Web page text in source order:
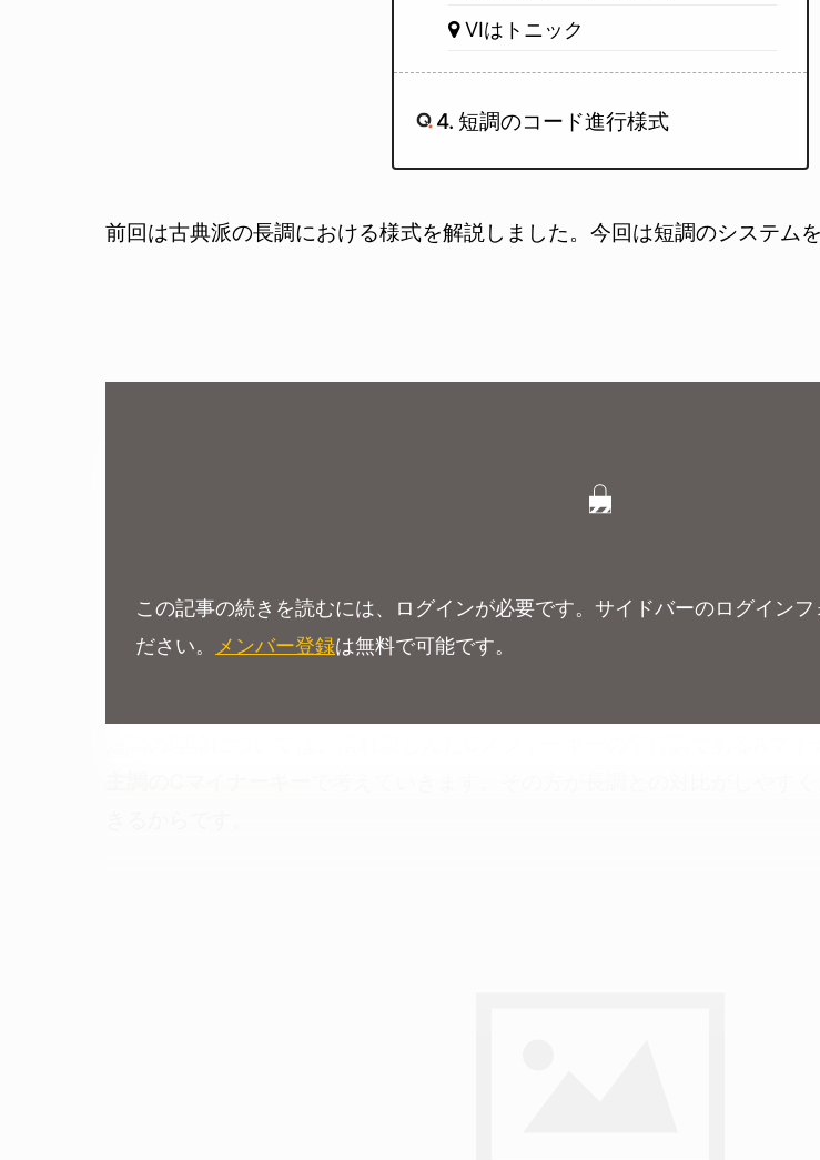
VIはトニック
4. 短調のコード進行様式
前回は古典派の長調における様式を解説しました。今回は短調のシステムを
この記事の続きを読むには、ログインが必要です。サイドバーのログイン
ださい。 メンバー登録は無料で可能です。